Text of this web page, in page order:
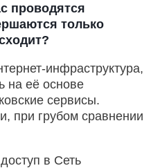
проводятся
только
инфраструктура,
на её основе
сервисы.
при грубом сравнении
в Сеть